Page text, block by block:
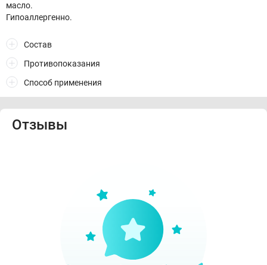
масло.
Гипоаллергенно.
Состав
Противопоказания
Способ применения
Отзывы